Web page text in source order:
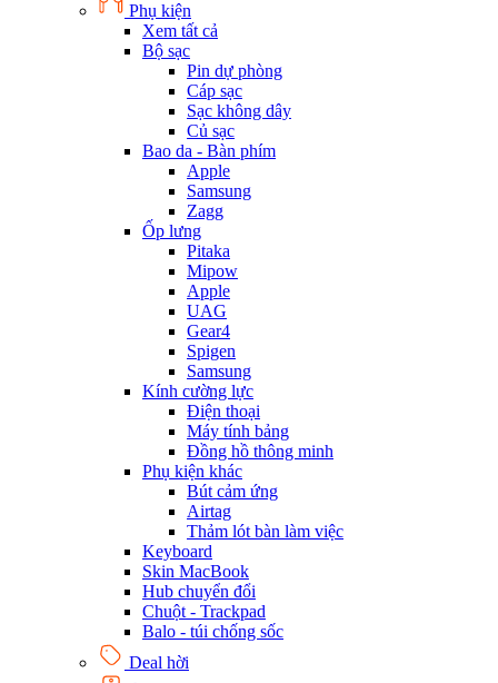
Phụ kiện
Xem tất cả
Bộ sạc
Pin dự phòng
Cáp sạc
Sạc không dây
Củ sạc
Bao da - Bàn phím
Apple
Samsung
Zagg
Ốp lưng
Pitaka
Mipow
Apple
UAG
Gear4
Spigen
Samsung
Kính cường lực
Điện thoại
Máy tính bảng
Đồng hồ thông minh
Phụ kiện khác
Bút cảm ứng
Airtag
Thảm lót bàn làm việc
Keyboard
Skin MacBook
Hub chuyển đổi
Chuột - Trackpad
Balo - túi chống sốc
Deal hời